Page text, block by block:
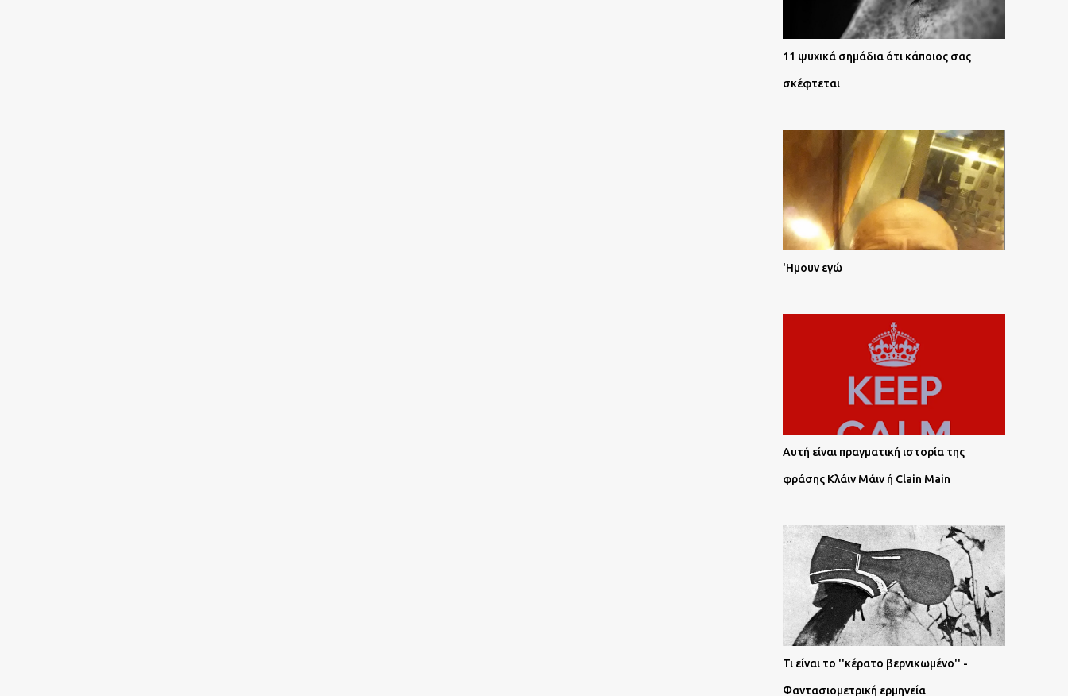
11 ψυχικά σημάδια ότι κάποιος σας
σκέφτεται
'Ημουν εγώ
Αυτή είναι πραγματική ιστορία της
φράσης Κλάιν Μάιν ή Clain Main
Τι είναι το ''κέρατο βερνικωμένο'' -
Φαντασιομετρική ερμηνεία